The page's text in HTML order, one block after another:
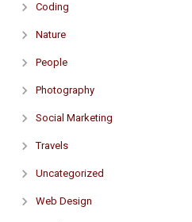
Coding
Nature
People
Photography
Social Marketing
Travels
Uncategorized
Web Design